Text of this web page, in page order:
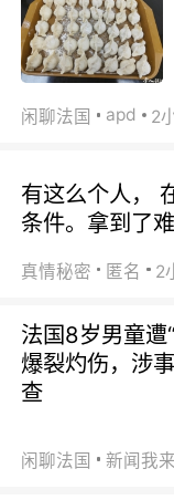
闲聊法国 apd 2
有这么个人，
条件。拿到了
真情秘密 匿名 2
法国8岁男童遭
爆裂灼伤，涉
查
闲聊法国 新闻我